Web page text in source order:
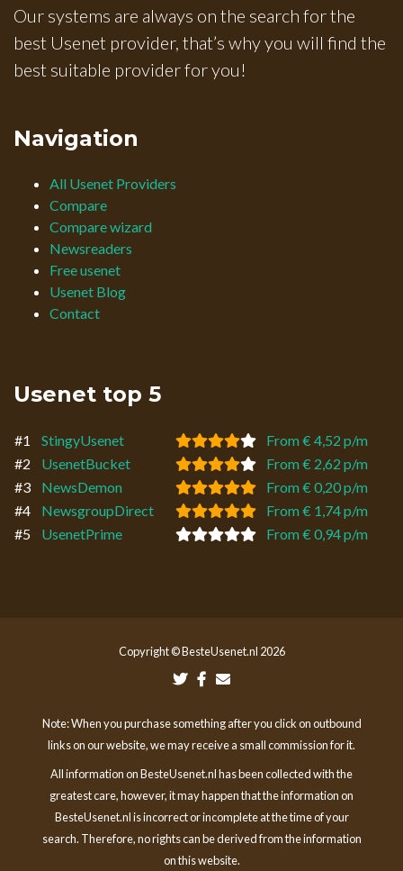
Our systems are always on the search for the
best Usenet provider, that’s why you will find the
best suitable provider for you!
Navigation
All Usenet Providers
Compare
Compare wizard
Newsreaders
Free usenet
Usenet Blog
Contact
Usenet top 5
#1 StingyUsenet
From € 4,52 p/m
#2
UsenetBucket
From € 2,62 p/m
#3
NewsDemon
From € 0,20 p/m
#4
NewsgroupDirect
From € 1,74 p/m
#5
UsenetPrime From € 0,94 p/m
Copyright © BesteUsenet.nl 2026
Note: When you purchase something after you click on outbound
links on our website, we may receive a small commission for it.
All information on BesteUsenet.nl has been collected with the
greatest care, however, it may happen that the information on
BesteUsenet.nl is incorrect or incomplete at the time of your
search. Therefore, no rights can be derived from the information
on this website.